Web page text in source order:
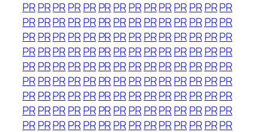
PRPRPRPRPR PRPRPRPRPRPRPR PRPR
PRPRPRPRPR PRPRPRPRPRPRPR PRPR
PRPRPRPRPR PRPRPRPRPRPRPR PRPR
PRPRPRPRPR PRPRPRPRPRPRPR PRPR
PRPRPRPRPR PRPRPRPRPRPRPR PRPR
PRPRPRPRPR PRPRPRPRPRPRPR PRPR
PRPRPRPRPR PRPRPRPRPRPRPR PRPR
PRPRPRPRPR PRPRPRPRPRPRPR PRPR
PRPRPRPRPR PRPRPRPRPRPRPR PRPR